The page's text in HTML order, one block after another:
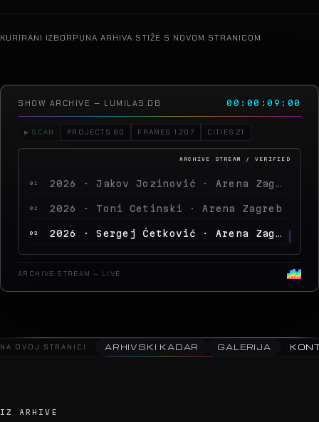
KURIRANI IZBORPUNA ARHIVA STIŽE S NOVOM STRANICOM
SHOW ARCHIVE — LUMILAS.DB 00:00:10:19
▶ SCAN PROJECTS 80 FRAMES 1.207 CITIES 21
01 2026 · Jakov Jozinović · Arena Zagreb
02 2026 · Toni Cetinski · Arena Zagreb
03 2026 · Sergej Ćetković · Arena Zagreb
2026 · Peđa Jovanović · Arena Zagreb
ARCHIVE STREAM — LIVE
NA OVOJ STRANICI ARHIVSKI KADAR GALERIJA
IZ ARHIVE